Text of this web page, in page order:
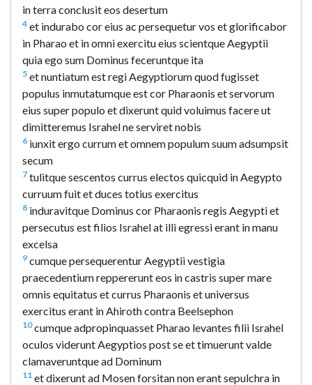
in terra conclusit eos desertum
4 et indurabo cor eius ac persequetur vos et glorificabor
in Pharao et in omni exercitu eius scientque Aegyptii
quia ego sum Dominus feceruntque ita
5 et nuntiatum est regi Aegyptiorum quod fugisset
populus inmutatumque est cor Pharaonis et servorum
eius super populo et dixerunt quid voluimus facere ut
dimitteremus Israhel ne serviret nobis
6 iunxit ergo currum et omnem populum suum adsumpsit
secum
7 tulitque sescentos currus electos quicquid in Aegypto
curruum fuit et duces totius exercitus
8 induravitque Dominus cor Pharaonis regis Aegypti et
persecutus est filios Israhel at illi egressi erant in manu
excelsa
9 cumque persequerentur Aegyptii vestigia
praecedentium reppererunt eos in castris super mare
omnis equitatus et currus Pharaonis et universus
exercitus erant in Ahiroth contra Beelsephon
10cumque adpropinquasset Pharao levantes filii Israhel
oculos viderunt Aegyptios post se et timuerunt valde
clamaveruntque ad Dominum
11 et dixerunt ad Mosen forsitan non erant sepulchra in